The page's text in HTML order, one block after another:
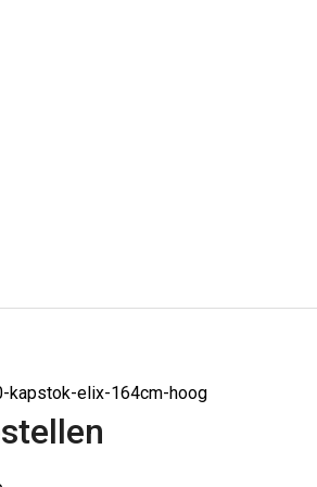
kapstok-elix-164cm-hoog